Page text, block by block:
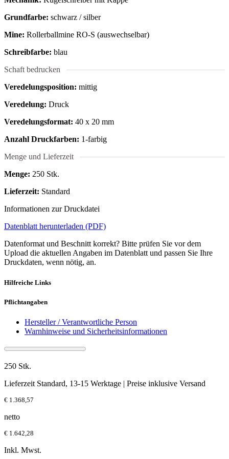
Grundfarbe: schwarz / silber
Mine: Rollerballmine RO-S (auswechselbar)
Schreibfarbe: blau
Schaft bedrucken
Veredelungsposition: mittig
Veredelung: Druck
Veredelungsformat: 40 x 20 mm
Anzahl Druckfarben: 1-farbig
Menge und Lieferzeit
Menge: 250 Stk.
Lieferzeit: Standard
Informationen zur Druckdatei
Datenblatt herunterladen (PDF)
Datenformat und Beschnitt korrekt? Bitte prüfen Sie vor dem
Upload die aktuellen Angaben im Datenblatt und passen Sie Ihre
Druckdaten, wenn nötig, an.
Hilfreiche Links
Pflichtangaben
Hersteller / Verantwortliche Person
Warnhinweise und Sicherheitsinformationen
250 Stk.
Lieferzeit Standard, 13-15 Werktage | Preise inklusive Versand
€ 1.368,57
netto
€ 1.642,28
Inkl. Mwst.